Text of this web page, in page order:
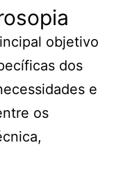
objetivo
dos
e
os